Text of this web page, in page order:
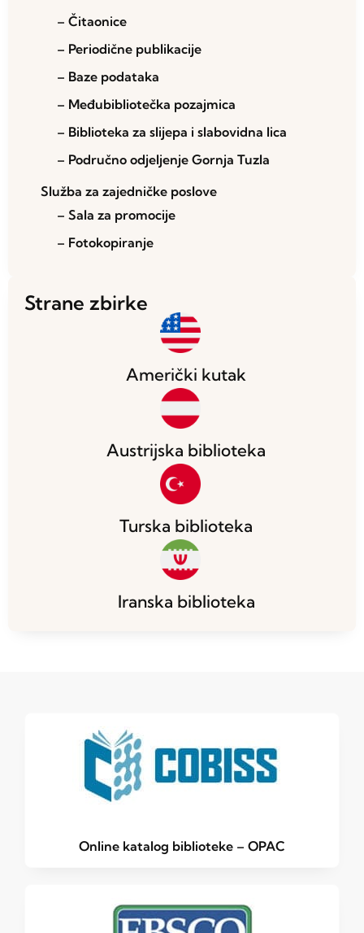
– Čitaonice
– Periodične publikacije
– Baze podataka
– Međubibliotečka pozajmica
– Biblioteka za slijepa i slabovidna lica
– Područno odjeljenje Gornja Tuzla
Služba za zajedničke poslove
– Sala za promocije
– Fotokopiranje
Strane zbirke
Američki kutak
Austrijska biblioteka
Turska biblioteka
Iranska biblioteka
Online katalog biblioteke – OPAC